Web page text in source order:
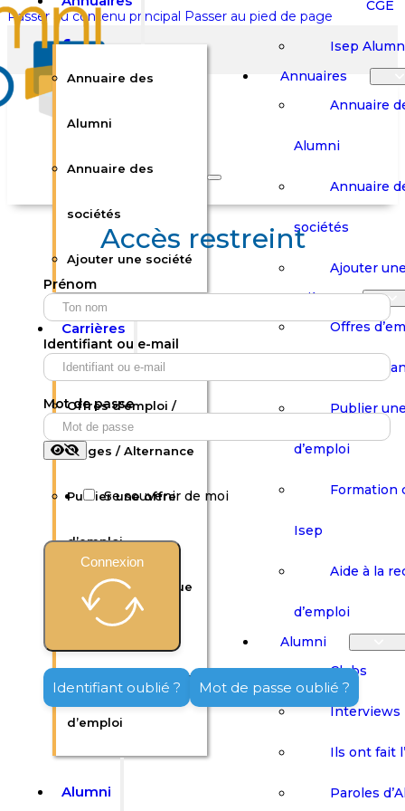
Passer au contenu principal Passer au pied de page
Rechercher sur le site
Rechercher
Votre panier est vide.
Boutique
Panier
Boutique
Annuaire des
Alumni
Annuaire des
sociétés
Ajouter une société
Carrières
Offres d’emploi /
Stages / Alternance
Publier une offre
d’emploi
Formation continue
Aide à la recherche
d’emploi
Alumni
CGE
Isep
Annuaires
Annuaire
Alumni
Annuaire
sociétés
Ajouter
Carrières
Offres
Stages /
Publier
d’emploi
Formation
Isep
Aide à la
d’emploi
Alumni
Clubs
Interviews
Ils ont fait
Paroles
Accès restreint
Prénom
Identifiant ou e-mail
Mot de passe
Se souvenir de moi
Connexion
Identifiant oublié ? Mot de passe oublié ?